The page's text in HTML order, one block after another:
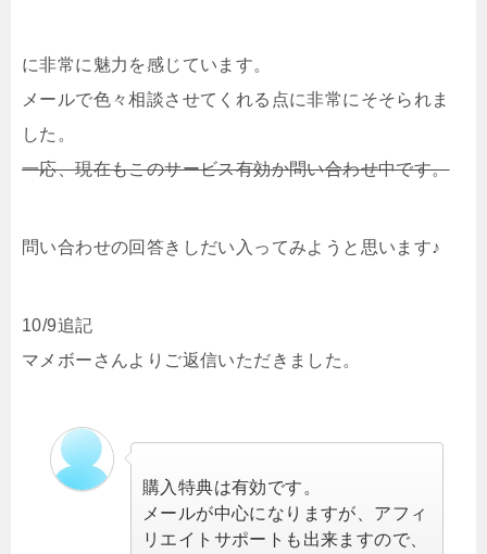
に非常に魅力を感じています。
メールで色々相談させてくれる点に非常にそそられま
した。
一応、現在もこのサービス有効か問い合わせ中です。
問い合わせの回答きしだい入ってみようと思います♪
10/9追記
マメボーさんよりご返信いただきました。
購入特典は有効です。
メールが中心になりますが、アフィ
リエイトサポートも出来ますので、